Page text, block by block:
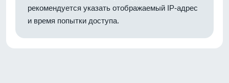
рекомендуется указать отображаемый IP-адрес
и время попытки доступа.